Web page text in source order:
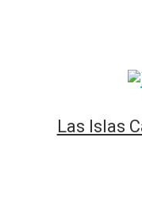
Las Islas